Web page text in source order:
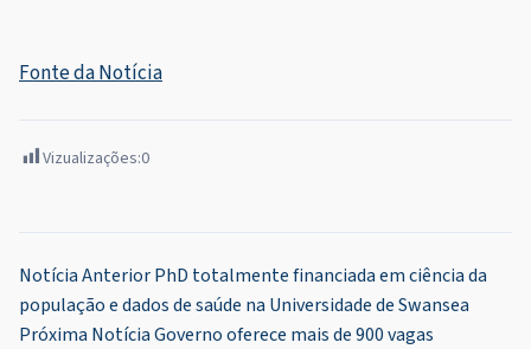
Fonte da Notícia
Vizualizações:0
Navegação
de
Notícia AnteriorPhD totalmente financiada em ciência da
população e dados de saúde na Universidade de Swansea
Próxima NotíciaGoverno oferece mais de 900 vagas